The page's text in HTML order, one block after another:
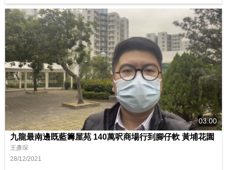
03:00
九龍最南邊既藍籌屋苑 140萬呎商場行到腳仔軟 黃埔花園
王彥琛
28/12/2021